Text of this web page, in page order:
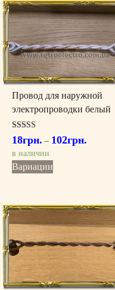
Провод для наружной
электропроводки белый
Оценка
5.00
из 5
18грн. – 102грн.
в наличии
Вариации
несколько
вариаций.
Опции
можно
выбрать
на
странице